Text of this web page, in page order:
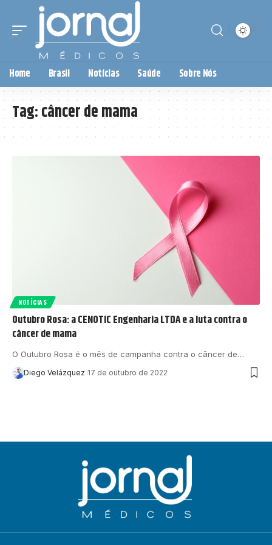
Home Brasil Notícias Saúde Sobre Nós
Tag:câncer de mama
NOTÍCIAS
Outubro Rosa: a CENOTIC Engenharia LTDA e a luta contra o
câncer de mama
O Outubro Rosa é o mês de campanha contra o câncer de…
Diego Velázquez 17 de outubro de 2022